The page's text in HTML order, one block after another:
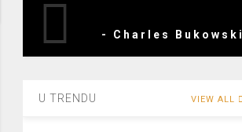
- Charles Bukowski
U TRENDU VIEW ALL